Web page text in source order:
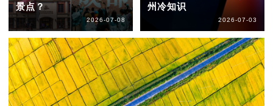
景点？
2026-07-08
州冷知识
2026-07-03